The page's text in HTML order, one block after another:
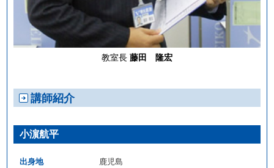
教室長 藤田 隆宏
講師紹介
小濵航平
出身地 鹿児島